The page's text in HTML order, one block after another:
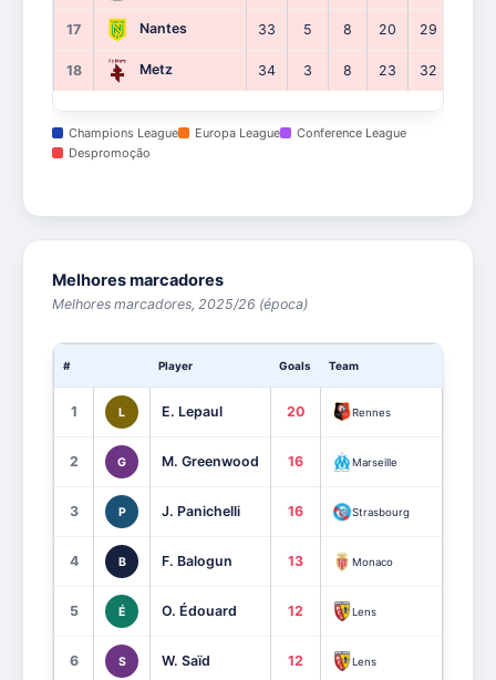
17 Nantes 33 5 8 20 29
18 Metz 34 3 8 23 32
Champions League Europa League
Conference League
Despromoção
Melhores marcadores
Melhores marcadores, 2025/26 (época)
# Player Goals Team
1 L E. Lepaul 20 Rennes
2 G M. Greenwood 16 Marseille
3 P J. Panichelli 16 Strasbourg
4 B F. Balogun 13 Monaco
5 É O. Édouard 12 Lens
6 S W. Saïd 12 Lens